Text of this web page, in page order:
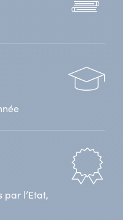
par l’Etat,